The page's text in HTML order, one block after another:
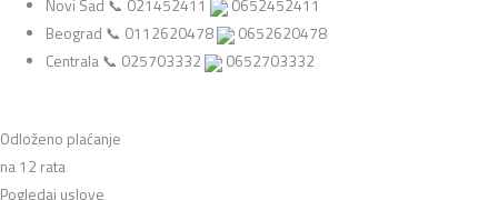
Novi Sad 📞 021452411
0652452411
Beograd 📞 0112620478
0652620478
Centrala 📞 025703332
0652703332
Odloženo plaćanje
na 12 rata
Pogledaj uslove